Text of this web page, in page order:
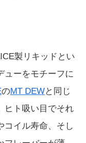
製リキッドとい
ューをモチーフに
のMT DEWと同じ
ヒト吸い目でそれ
コイル寿命、そし